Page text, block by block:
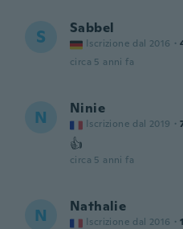
S Sabbel
Iscrizione dal 2016 ·
circa 5 anni fa
N Ninie
Iscrizione dal 2019 ·
👍
circa 5 anni fa
N Nathalie
Iscrizione dal 2016 ·